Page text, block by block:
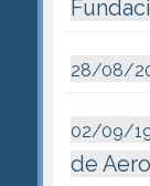
28/08/
02/09/
de